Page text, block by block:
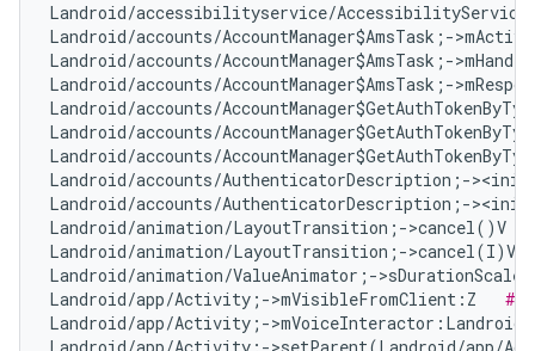
Landroid/accessibilityservice/
Landroid/accounts/AccountManager$AmsTask;-
Landroid/accounts/AccountManager$AmsTask;-
Landroid/accounts/AccountManager$AmsTask;-
Landroid/accounts/
Landroid/accounts/
Landroid/accounts/
Landroid/accounts/AuthenticatorDescription;-
Landroid/accounts/AuthenticatorDescription;-
Landroid/animation/LayoutTransition;->cancel()V
Landroid/animation/LayoutTransition;-
Landroid/animation/ValueAnimator;-
Landroid/app/Activity;->mVisibleFromClient:Z #
Landroid/app/Activity;-